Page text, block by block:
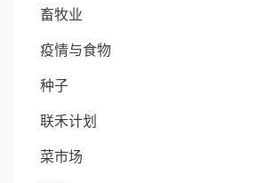
畜牧业
疫情与食物
种子
联禾计划
菜市场